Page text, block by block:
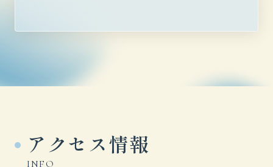
アクセス情報
INFO